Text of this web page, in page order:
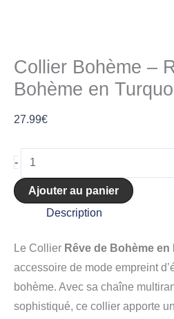
Collier Bohème –
Bohème en
27.99€
-
Ajouter au panier
Description
Le Collier Rêve de Bohème en
accessoire de mode empreint
bohème. Avec sa chaîne
sophistiqué, ce collier apporte